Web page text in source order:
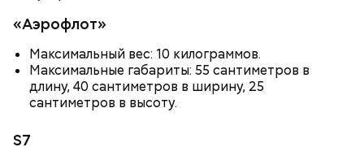
«Аэрофлот»
Максимальный вес: 10 килограммов.
Максимальные габариты: 55 сантиметров в
длину, 40 сантиметров в ширину, 25
сантиметров в высоту.
S7
Ингредиенты:
При выборе дыни эксперт посоветовала
ориентироваться на запах: